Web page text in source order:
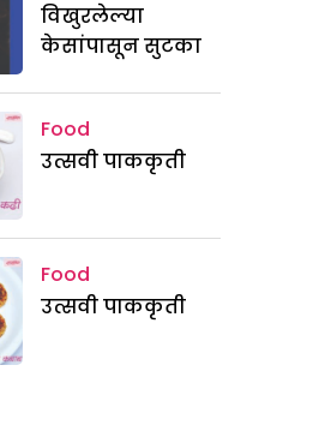
विखुरलेल्या
केसांपासून सुटका
Food
उत्सवी पाककृती
Food
उत्सवी पाककृती